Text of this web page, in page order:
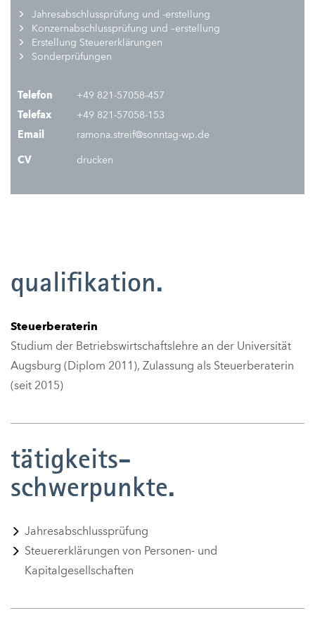
Jahresabschlussprüfung und -erstellung
Konzernabschlussprüfung und –erstellung
Erstellung Steuererklärungen
Sonderprüfungen
Telefon
+49 821-57058-457
Telefax
+49 821-57058-153
Email
ramona.streif@sonntag-wp.de
CV drucken
qualifikation.
Steuerberaterin
Studium der Betriebswirtschaftslehre an der Universität
Augsburg (Diplom 2011), Zulassung als Steuerberaterin
(seit 2015)
tätigkeits-
schwerpunkte.
Jahresabschlussprüfung
Steuererklärungen von Personen- und
Kapitalgesellschaften